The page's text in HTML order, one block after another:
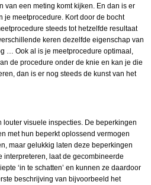
van een meting komt kijken. En dan is er
je meetprocedure. Kort door de bocht
steeds tot hetzelfde resultaat
keren dezelfde eigenschap van
… Ook al is je meetprocedure optimaal,
de procedure onder de knie en kan je die
dan is er nog steeds de kunst van het
louter visuele inspecties. De beperkingen
met hun beperkt oplossend vermogen
maar gelukkig laten deze beperkingen
interpreteren, laat de gecombineerde
‘in te schatten’ en kunnen ze daardoor
beschrijving van bijvoorbeeld het